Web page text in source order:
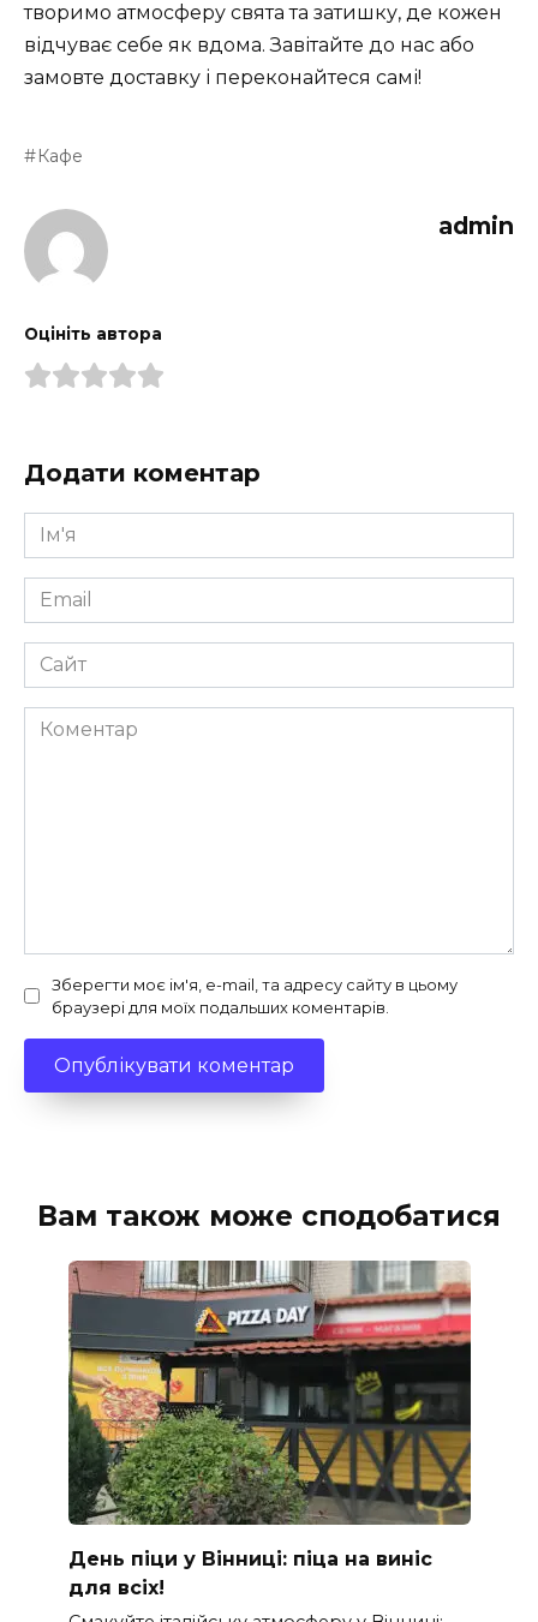
творимо атмосферу свята та затишку, де кожен
відчуває себе як вдома. Завітайте до нас або
замовте доставку і переконайтеся самі!
Кафе
admin
Оцініть автора
Додати коментар
Ім'я
*
Email
*
Сайт
Коментар
Зберегти моє ім'я, e-mail, та адресу сайту в цьому
браузері для моїх подальших коментарів.
Вам також може сподобатися
День піци у Вінниці: піца на виніс
для всіх!